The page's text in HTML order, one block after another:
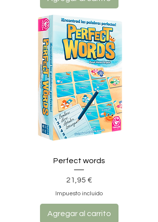
Perfect words
Precio
21,95 €
Impuesto incluido
Agregar al carrito